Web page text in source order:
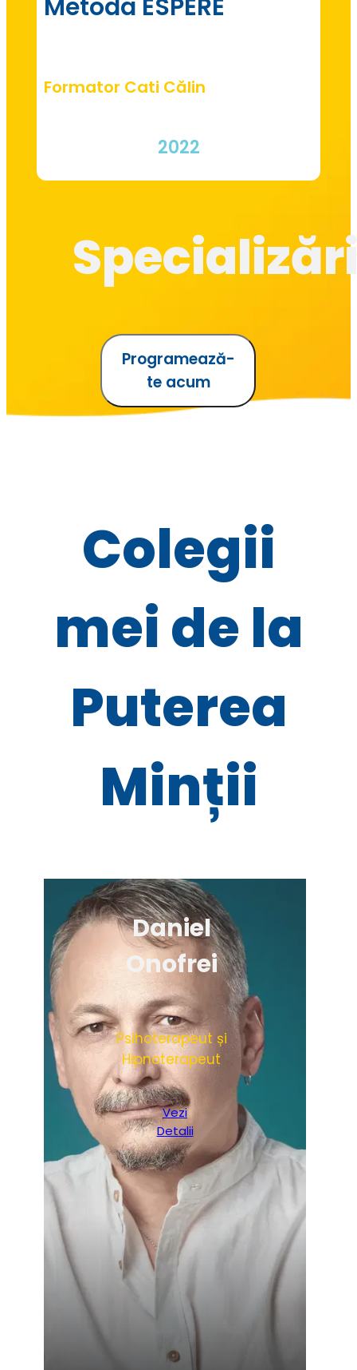
Programează-
te acum
Metoda ESPERE
Formator Cati Călin
2022
Colegii
mei de la
Puterea
Minții
Daniel
Onofrei
Psihoterapeut și
Hipnoterapeut
Vezi
Detalii